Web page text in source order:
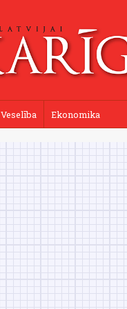
Veselība Ekonomika